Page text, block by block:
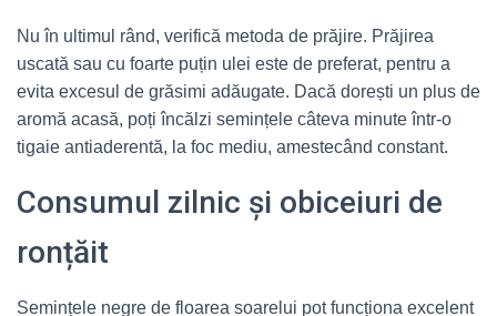
Nu în ultimul rând, verifică metoda de prăjire. Prăjirea
uscată sau cu foarte puțin ulei este de preferat, pentru a
evita excesul de grăsimi adăugate. Dacă dorești un plus de
aromă acasă, poți încălzi semințele câteva minute într-o
tigaie antiaderentă, la foc mediu, amestecând constant.
Consumul zilnic și obiceiuri de
ronțăit
Semințele negre de floarea soarelui pot funcționa excelent